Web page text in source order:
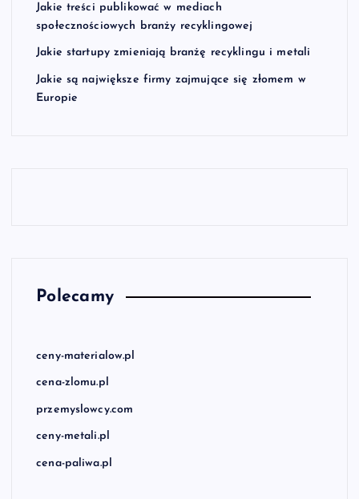
Jakie treści publikować w mediach
społecznościowych branży recyklingowej
Jakie startupy zmieniają branżę recyklingu i metali
Jakie są największe firmy zajmujące się złomem w
Europie
Polecamy
ceny-materialow.pl
cena-zlomu.pl
przemyslowcy.com
ceny-metali.pl
cena-paliwa.pl